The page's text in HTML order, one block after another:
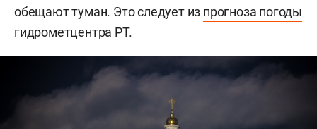
обещают туман. Это следует из прогноза погоды
гидрометцентра РТ.